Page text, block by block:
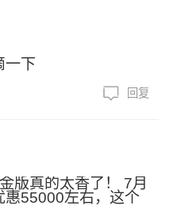
一下
回复
版真的太香了！ 7月
惠55000左右，这个